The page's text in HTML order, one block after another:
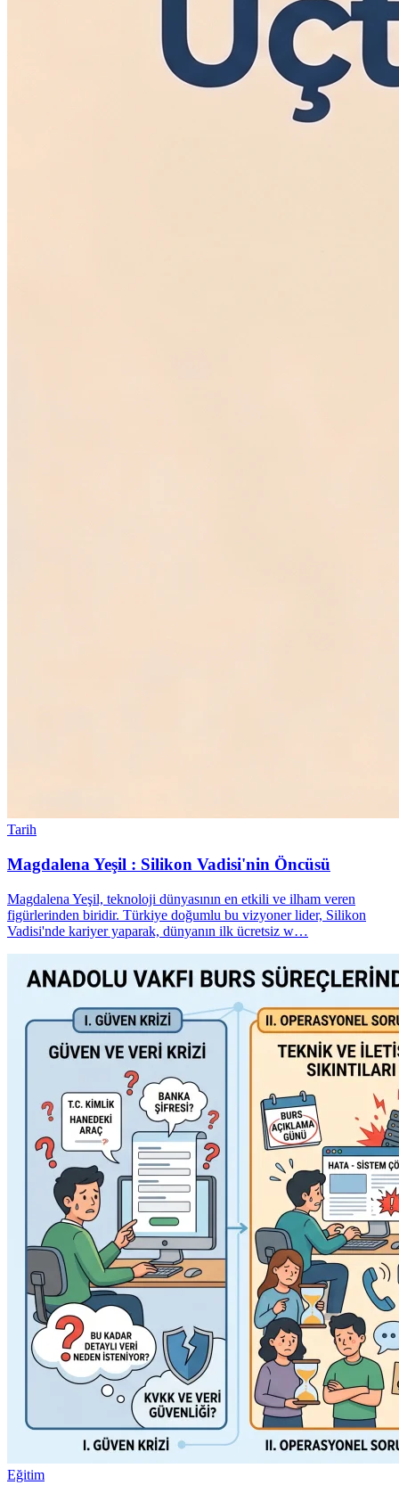
Tarih
Magdalena Yeşil : Silikon Vadisi'nin Öncüsü
Magdalena Yeşil, teknoloji dünyasının en etkili ve ilham veren
figürlerinden biridir. Türkiye doğumlu bu vizyoner lider, Silikon
Vadisi'nde kariyer yaparak, dünyanın ilk ücretsiz w…
Eğitim